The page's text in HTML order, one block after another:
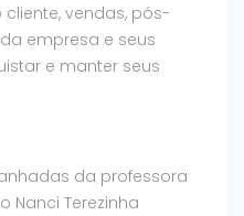
vendas, pós-
empresa e seus
e manter seus
da professora
Nanci Terezinha